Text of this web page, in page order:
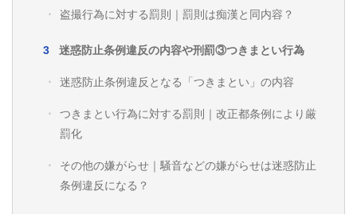
盗撮行為に対する罰則｜罰則は痴漢と同内容？
迷惑防止条例違反の内容や刑罰③つきまとい行為
迷惑防止条例違反となる「つきまとい」の内容
つきまとい行為に対する罰則｜改正都条例により厳
罰化
その他の嫌がらせ｜騒音などの嫌がらせは迷惑防止
条例違反になる？